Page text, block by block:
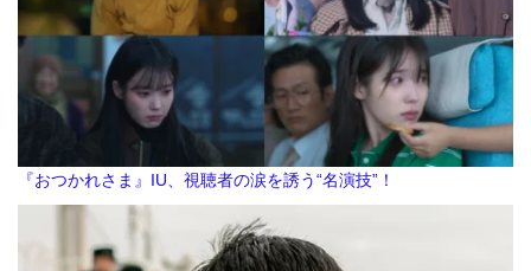
『おつかれさま』IU、視聴者の涙を誘う“名演技”！